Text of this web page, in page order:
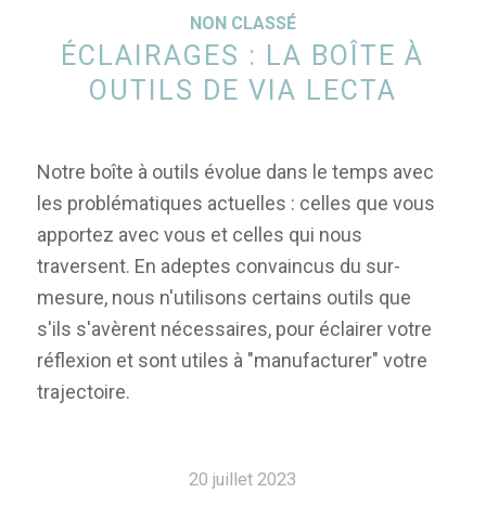
NON CLASSÉ
ÉCLAIRAGES : LA BOÎTE À
OUTILS DE VIA LECTA
Notre boîte à outils évolue dans le temps avec
les problématiques actuelles : celles que vous
apportez avec vous et celles qui nous
traversent. En adeptes convaincus du sur-
mesure, nous n'utilisons certains outils que
s'ils s'avèrent nécessaires, pour éclairer votre
réflexion et sont utiles à "manufacturer" votre
trajectoire.
20 juillet 2023